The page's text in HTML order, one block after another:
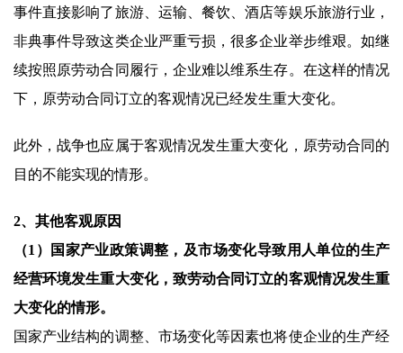
事件直接影响了旅游、运输、餐饮、酒店等娱乐旅游行业，
非典事件导致这类企业严重亏损，很多企业举步维艰。如继
续按照原劳动合同履行，企业难以维系生存。在这样的情况
下，原劳动合同订立的客观情况已经发生重大变化。
此外，战争也应属于客观情况发生重大变化，原劳动合同的
目的不能实现的情形。
2、其他客观原因
（1）国家产业政策调整，及市场变化导致用人单位的生产
经营环境发生重大变化，致劳动合同订立的客观情况发生重
大变化的情形。
国家产业结构的调整、市场变化等因素也将使企业的生产经